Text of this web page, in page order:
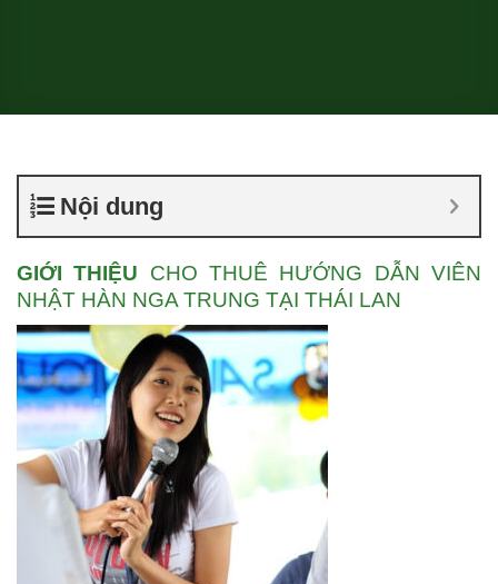
Nội dung
GIỚI THIỆU CHO THUÊ HƯỚNG DẪN VIÊN
NHẬT HÀN NGA TRUNG TẠI THÁI LAN